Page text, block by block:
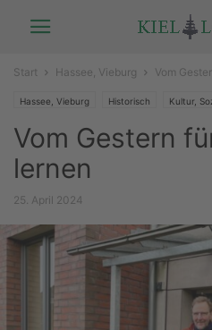
Start Hassee, Vieburg Vom
Hassee, Vieburg Historisch Kultur,
Vom Gestern
lernen
25. April 2024